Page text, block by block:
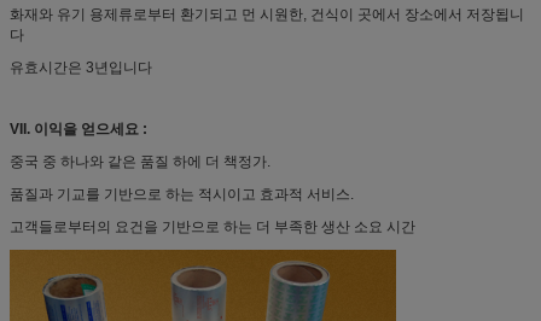
화재와 유기 용제류로부터 환기되고 먼 시원한, 건식이 곳에서 장소에서 저장됩니
다
유효시간은 3년입니다
VII. 이익을 얻으세요 :
중국 중 하나와 같은 품질 하에 더 책정가.
품질과 기교를 기반으로 하는 적시이고 효과적 서비스.
고객들로부터의 요건을 기반으로 하는 더 부족한 생산 소요 시간